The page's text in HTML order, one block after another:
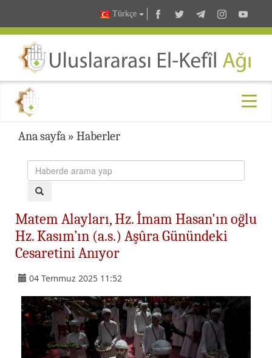
Türkçe
Ana sayfa » Haberler
Matem Alayları, Hz. İmam Hasan'ın oğlu
Hz. Kasım’ın (a.s.) Aşûra Günündeki
Cesaretini Anıyor
04 Temmuz 2025 11:52